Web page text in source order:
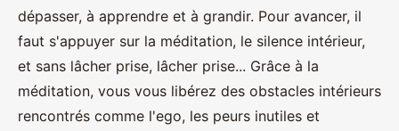
dépasser, à apprendre et à grandir. Pour avancer, il
faut s'appuyer sur la méditation, le silence intérieur,
et sans lâcher prise, lâcher prise... Grâce à la
méditation, vous vous libérez des obstacles intérieurs
rencontrés comme l'ego, les peurs inutiles et